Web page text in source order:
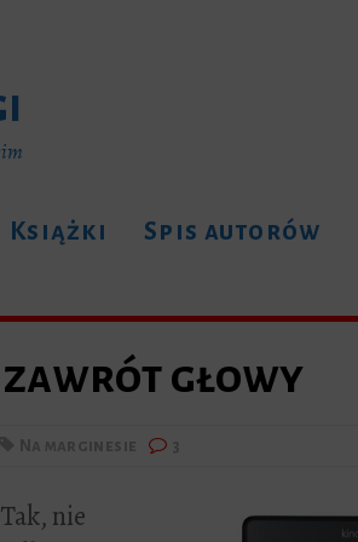
Książki Spis autorów
głowy
nie